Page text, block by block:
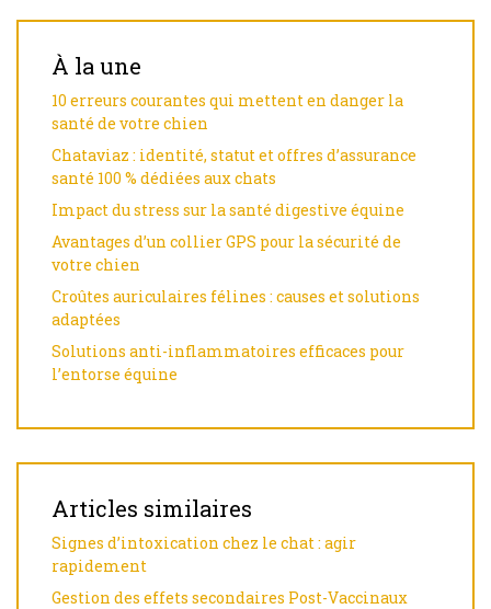
À la une
10 erreurs courantes qui mettent en danger la
santé de votre chien
Chataviaz : identité, statut et offres d’assurance
santé 100 % dédiées aux chats
Impact du stress sur la santé digestive équine
Avantages d’un collier GPS pour la sécurité de
votre chien
Croûtes auriculaires félines : causes et solutions
adaptées
Solutions anti-inflammatoires efficaces pour
l’entorse équine
Articles similaires
Signes d’intoxication chez le chat : agir
rapidement
Gestion des effets secondaires Post-Vaccinaux